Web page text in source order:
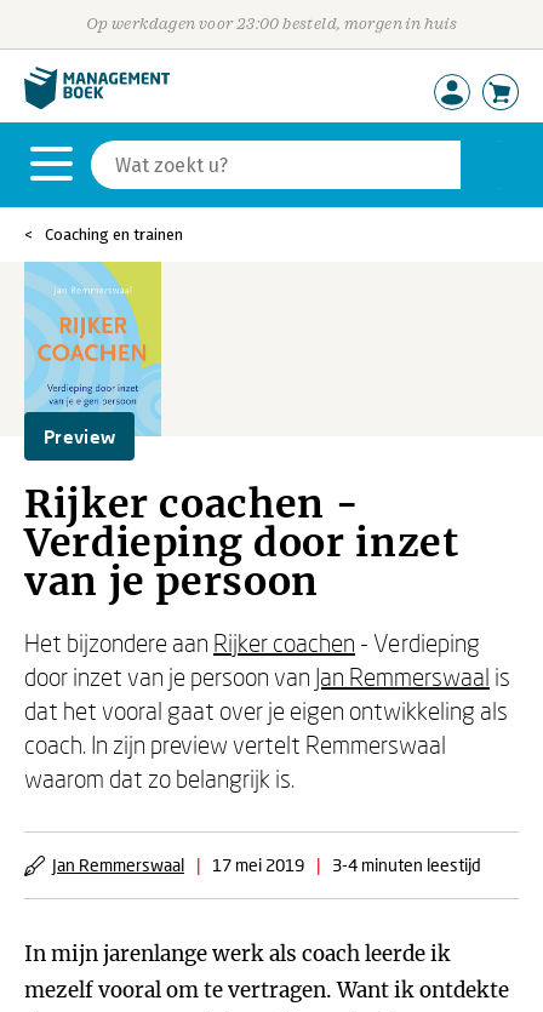
Op werkdagen voor 23:00 besteld, morgen in huis
Coaching en trainen
Preview
Rijker coachen -
Verdieping door inzet
van je persoon
Het bijzondere aan Rijker coachen - Verdieping
door inzet van je persoon van Jan Remmerswaal is
dat het vooral gaat over je eigen ontwikkeling als
coach. In zijn preview vertelt Remmerswaal
waarom dat zo belangrijk is.
Jan Remmerswaal | 17 mei 2019 | 3-4 minuten leestijd
In mijn jarenlange werk als coach leerde ik
mezelf vooral om te vertragen. Want ik ontdekte